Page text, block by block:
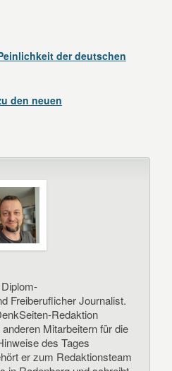
der deutschen
den neuen
Freiberuflicher Journalist.
Redaktion
Mitarbeitern für die
des Tages
er zum Redaktionsteam